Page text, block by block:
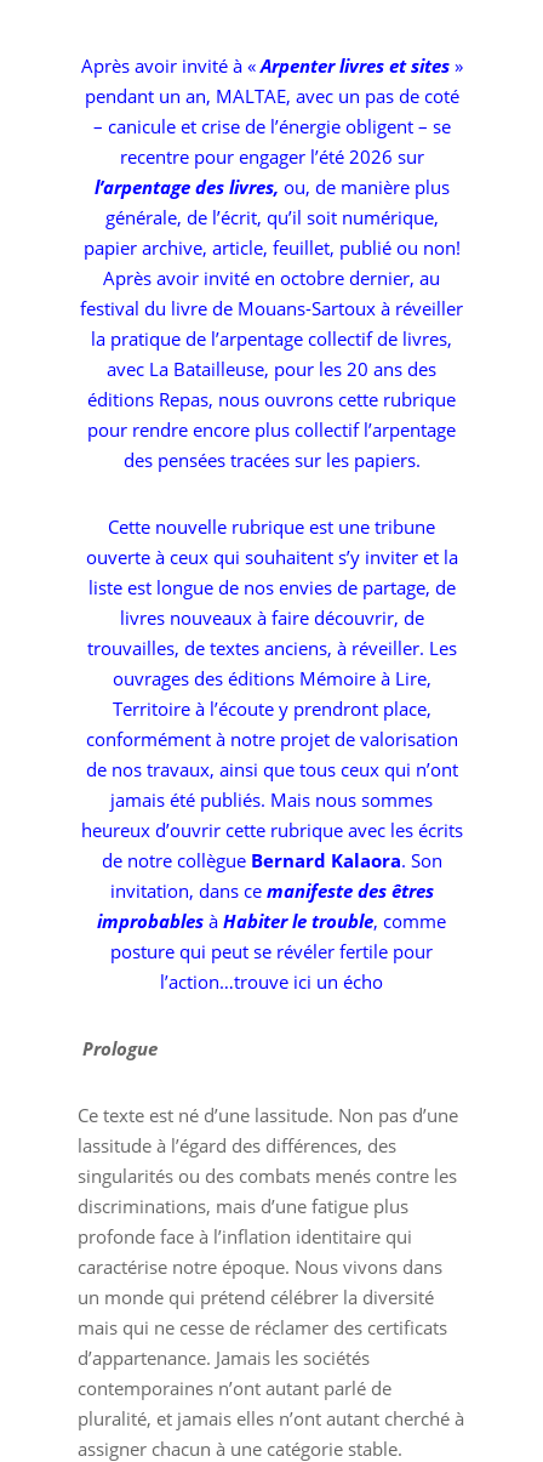
de B. Kalaora
Après avoir invité à «Arpenter livres et sites»
pendant un an, MALTAE, avec un pas de coté
– canicule et crise de l’énergie obligent – se
recentre pour engager l’été 2026 sur
l’arpentage des livres, ou, de manière plus
générale, de l’écrit, qu’il soit numérique,
papier archive, article, feuillet, publié ou non!
Après avoir invité en octobre dernier, au
festival du livre de Mouans-Sartoux à réveiller
la pratique de l’arpentage collectif de livres,
avec La Batailleuse, pour les 20 ans des
éditions Repas, nous ouvrons cette rubrique
pour rendre encore plus collectif l’arpentage
des pensées tracées sur les papiers.
Cette nouvelle rubrique est une tribune
ouverte à ceux qui souhaitent s’y inviter et la
liste est longue de nos envies de partage, de
livres nouveaux à faire découvrir, de
trouvailles, de textes anciens, à réveiller. Les
ouvrages des éditions Mémoire à Lire,
Territoire à l’écoute y prendront place,
conformément à notre projet de valorisation
de nos travaux, ainsi que tous ceux qui n’ont
jamais été publiés. Mais nous sommes
heureux d’ouvrir cette rubrique avec les écrits
de notre collègue Bernard Kalaora. Son
invitation, dans ce manifeste des êtres
improbables à Habiter le trouble, comme
posture qui peut se révéler fertile pour
l’action…trouve ici un écho
Prologue
Ce texte est né d’une lassitude. Non pas d’une
lassitude à l’égard des différences, des
singularités ou des combats menés contre les
discriminations, mais d’une fatigue plus
profonde face à l’inflation identitaire qui
caractérise notre époque. Nous vivons dans
un monde qui prétend célébrer la diversité
mais qui ne cesse de réclamer des certificats
d’appartenance. Jamais les sociétés
contemporaines n’ont autant parlé de
pluralité, et jamais elles n’ont autant cherché à
assigner chacun à une catégorie stable.